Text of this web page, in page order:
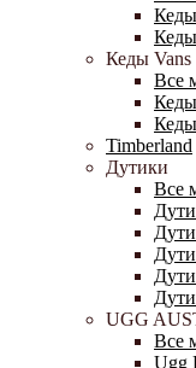
Кеды Vans
Все
Timberland
Дутики
Все
UGG
Все
Ugg